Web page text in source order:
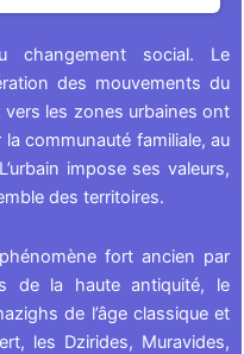
changement social. Le
des mouvements du
les zones urbaines ont
communauté familiale, au
impose ses valeurs,
des territoires.
fort ancien par
de la haute antiquité, le
de l’âge classique et
les Dzirides, Muravides,